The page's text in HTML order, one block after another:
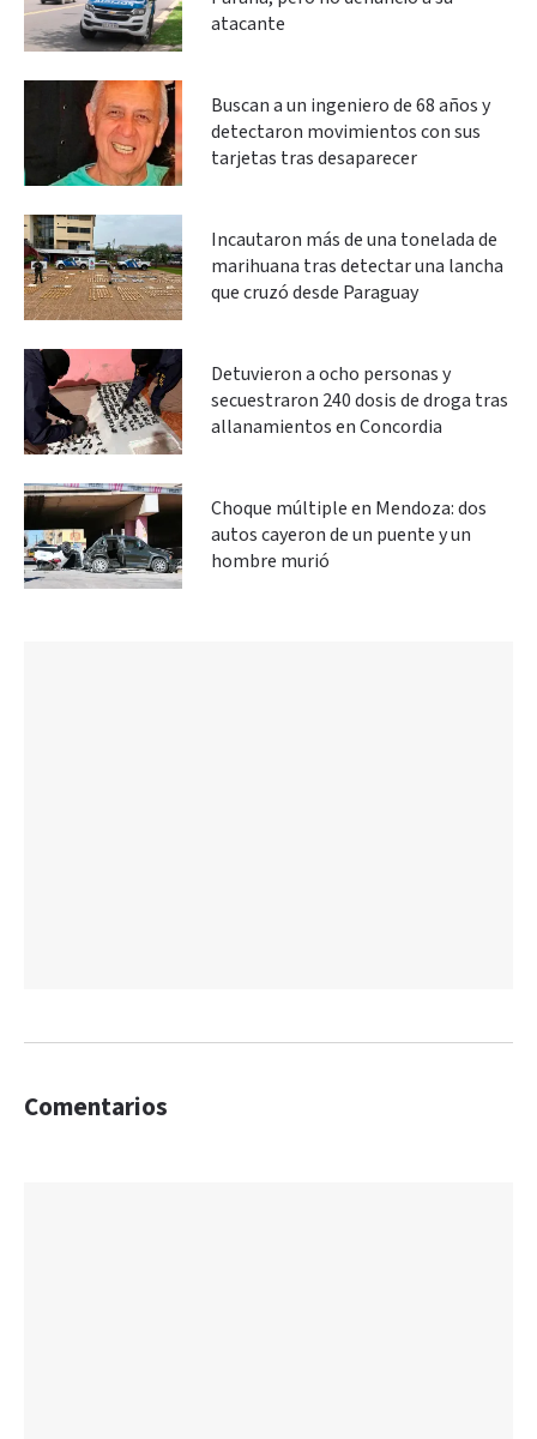
atacante
Buscan a un ingeniero de 68 años y
detectaron movimientos con sus
tarjetas tras desaparecer
Incautaron más de una tonelada de
marihuana tras detectar una lancha
que cruzó desde Paraguay
Detuvieron a ocho personas y
secuestraron 240 dosis de droga tras
allanamientos en Concordia
Choque múltiple en Mendoza: dos
autos cayeron de un puente y un
hombre murió
Comentarios